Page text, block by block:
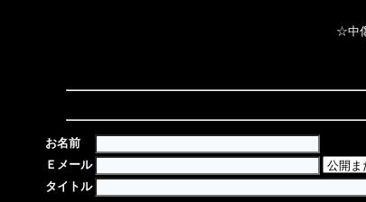
☆中
お名前
Ｅメール
タイトル